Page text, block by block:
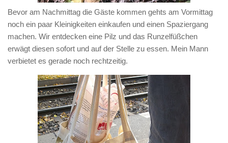
Bevor am Nachmittag die Gäste kommen gehts am Vormittag
noch ein paar Kleinigkeiten einkaufen und einen Spaziergang
machen. Wir entdecken eine Pilz und das Runzelfüßchen
erwägt diesen sofort und auf der Stelle zu essen. Mein Mann
verbietet es gerade noch rechtzeitig.